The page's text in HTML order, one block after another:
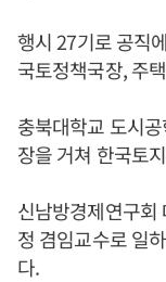
행시 27기로 공직
국토정책국장, 주
충북대학교 도시
장을 거쳐 한국토
신남방경제연구회
정 겸임교수로 일
다.